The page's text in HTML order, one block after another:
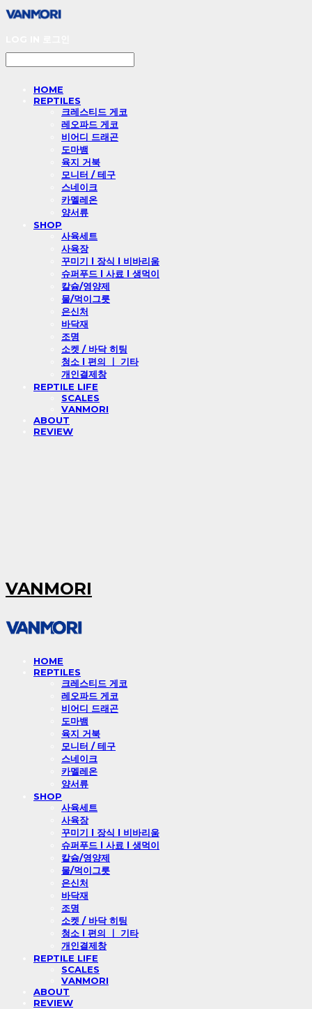
HOME
REPTILES
크레스티드 게코
레오파드 게코
비어디 드래곤
도마뱀
육지 거북
모니터 / 테구
스네이크
카멜레온
양서류
SHOP
사육세트
사육장
꾸미기 l 장식 l 비바리움
슈퍼푸드 l 사료 l 생먹이
칼슘/영양제
물/먹이그릇
은신처
바닥재
조명
소켓 / 바닥 히팅
청소 l 편의 ㅣ 기타
개인결제창
REPTILE LIFE
SCALES
VANMORI
ABOUT
REVIEW
VANMORI
HOME
REPTILES
크레스티드 게코
레오파드 게코
비어디 드래곤
도마뱀
육지 거북
모니터 / 테구
스네이크
카멜레온
양서류
SHOP
사육세트
사육장
꾸미기 l 장식 l 비바리움
슈퍼푸드 l 사료 l 생먹이
칼슘/영양제
물/먹이그릇
은신처
바닥재
조명
소켓 / 바닥 히팅
청소 l 편의 ㅣ 기타
개인결제창
REPTILE LIFE
SCALES
VANMORI
ABOUT
REVIEW